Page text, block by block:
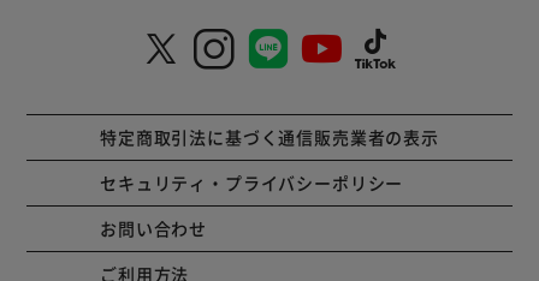
特定商取引法に基づく通信販売業者の表示
セキュリティ・プライバシーポリシー
お問い合わせ
ご利用方法